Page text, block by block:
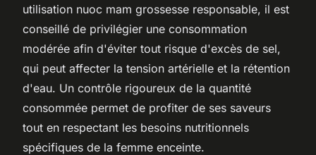
utilisation nuoc mam grossesse responsable, il est
conseillé de privilégier une consommation
modérée afin d'éviter tout risque d'excès de sel,
qui peut affecter la tension artérielle et la rétention
d'eau. Un contrôle rigoureux de la quantité
consommée permet de profiter de ses saveurs
tout en respectant les besoins nutritionnels
spécifiques de la femme enceinte.